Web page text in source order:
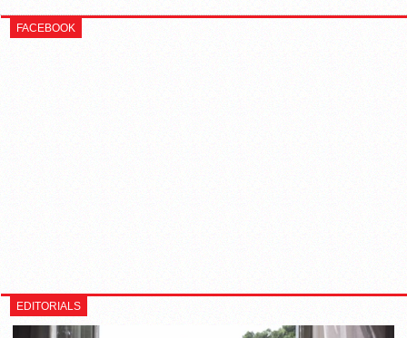
FACEBOOK
EDITORIALS